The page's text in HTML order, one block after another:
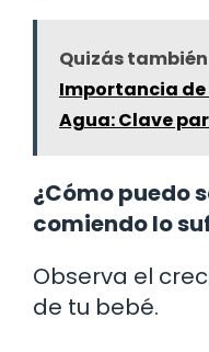
Quizás
Importancia de
Agua: Clave
¿Cómo puedo
comiendo lo
Observa el
de tu bebé.